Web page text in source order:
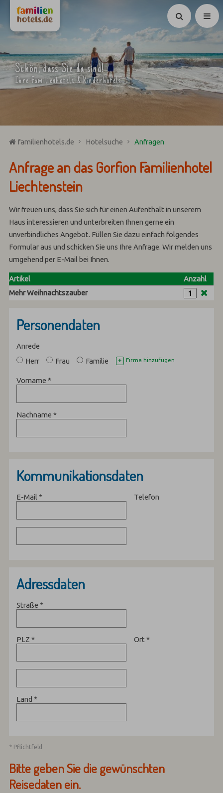
Suchen
Schön, dass Sie da sind!
Ihre Familienhotels & Kinderhotels
familienhotels.de Hotelsuche Anfragen
Anfrage an das Gorfion Familienhotel
Liechtenstein
Wir freuen uns, dass Sie sich für einen Aufenthalt in unserem
Haus interessieren und unterbreiten Ihnen gerne ein
unverbindliches Angebot. Füllen Sie dazu einfach folgendes
Formular aus und schicken Sie uns Ihre Anfrage. Wir melden uns
umgehend per E-Mail bei Ihnen.
Artikel
Anzahl
Mehr Weihnachtszauber
Personendaten
Anrede
Herr
Frau Familie + Firma hinzufügen
Vorname*
Nachname*
Kommunikationsdaten
E-Mail* Telefon
Adressdaten
Straße*
PLZ* Ort *
Land*
* Pflichtfeld
Bitte geben Sie die gewünschten
Reisedaten ein.